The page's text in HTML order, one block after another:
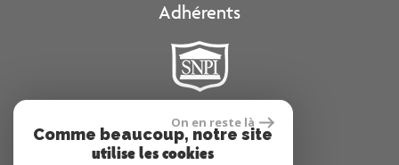
Adhérents
Se connecter
On en reste là
Comme beaucoup, notre site
utilise les cookies